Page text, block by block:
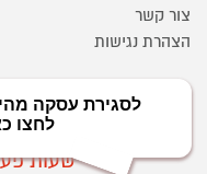
צור קשר
הצהרת נגישות
מוקד
שעות